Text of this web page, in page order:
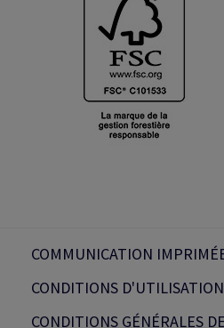
COMMUNICATION
CONDITIONS
CONDITIONS GÉNÉRALES